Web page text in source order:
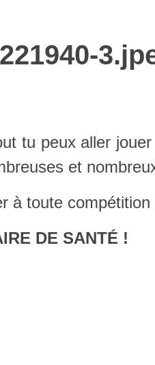
tu peux aller
et
à toute
DE SANTÉ !